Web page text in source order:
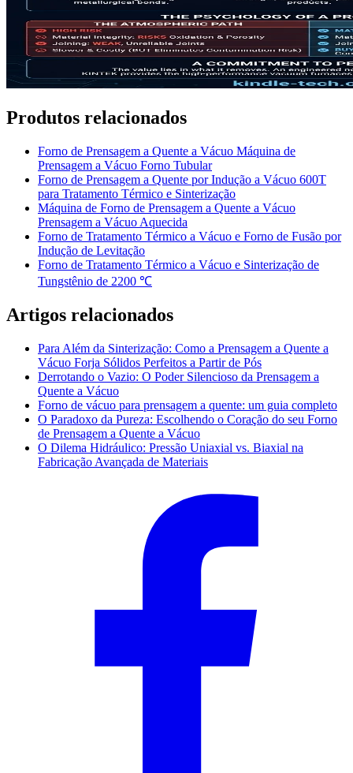
Produtos relacionados
Forno de Prensagem a Quente a Vácuo Máquina de
Prensagem a Vácuo Forno Tubular
Forno de Prensagem a Quente por Indução a Vácuo 600T
para Tratamento Térmico e Sinterização
Máquina de Forno de Prensagem a Quente a Vácuo
Prensagem a Vácuo Aquecida
Forno de Tratamento Térmico a Vácuo e Forno de Fusão por
Indução de Levitação
Forno de Tratamento Térmico a Vácuo e Sinterização de
Tungstênio de 2200 ℃
Artigos relacionados
Para Além da Sinterização: Como a Prensagem a Quente a
Vácuo Forja Sólidos Perfeitos a Partir de Pós
Derrotando o Vazio: O Poder Silencioso da Prensagem a
Quente a Vácuo
Forno de vácuo para prensagem a quente: um guia completo
O Paradoxo da Pureza: Escolhendo o Coração do seu Forno
de Prensagem a Quente a Vácuo
O Dilema Hidráulico: Pressão Uniaxial vs. Biaxial na
Fabricação Avançada de Materiais